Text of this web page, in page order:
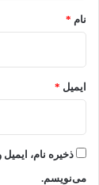
نام *
ایمیل *
ذخیره نام،
می‌نویسم.